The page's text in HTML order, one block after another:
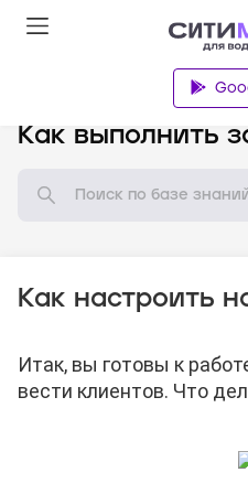
Как выполнить
Как настроить
Итак, вы готовы к
вести клиентов. Что